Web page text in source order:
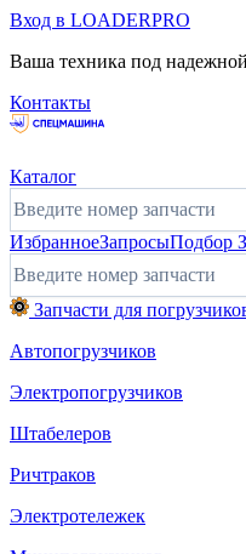
Вход в LOADERPRO
Ваша техника под
Контакты
Каталог
ИзбранноеЗапросыПодбор
Запчасти для
Автопогрузчиков
Электропогрузчиков
Штабелеров
Ричтраков
Электротележек